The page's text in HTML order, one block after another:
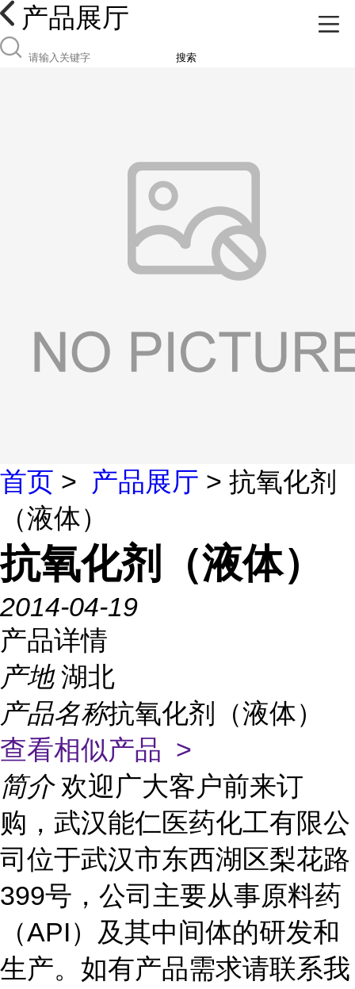
产品展厅
搜索
首页 > 产品展厅 > 抗氧化剂
（液体）
抗氧化剂（液体）
2014-04-19
产品详情
产地 湖北
产品名称抗氧化剂（液体）
查看相似产品 >
简介 欢迎广大客户前来订
购，武汉能仁医药化工有限公
司位于武汉市东西湖区梨花路
399号，公司主要从事原料药
（API）及其中间体的研发和
生产。如有产品需求请联系我